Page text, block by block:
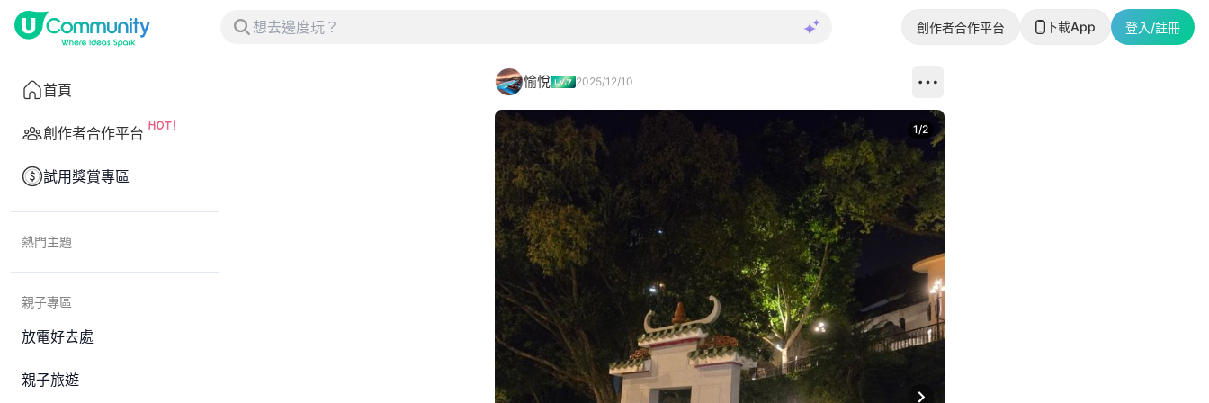
創作者合作平台 下載App 登入/註冊
首頁
創作者合作平台
試用獎賞專區
熱門主題
親子專區
放電好去處
親子旅遊
愉悅 2025/12/10
1/2